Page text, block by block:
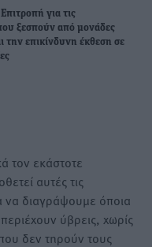
για τις
ξεσπούν από μονάδες
επικίνδυνη έκθεση σε
τον εκάστοτε
αυτές τις
να διαγράψουμε όποια
ύβρεις, χωρίς
δεν τηρούν τους